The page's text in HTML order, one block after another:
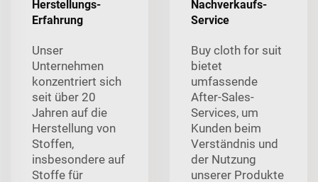
Herstellungs-
Erfahrung
Unser
Unternehmen
konzentriert sich
seit über 20
Jahren auf die
Herstellung von
Stoffen,
insbesondere auf
Stoffe für
Nachverkaufs-
Service
Buy cloth for suit
bietet
umfassende
After-Sales-
Services, um
Kunden beim
Verständnis und
der Nutzung
unserer Produkte